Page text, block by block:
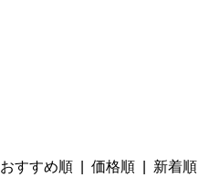
おすすめ順 | 価格順| 新着順